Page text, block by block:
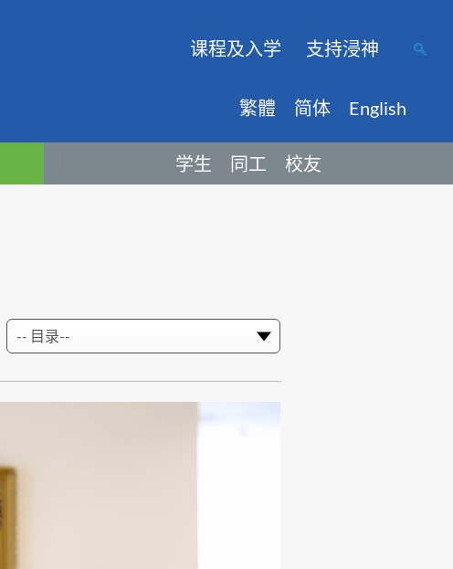
课程及入学 支持浸神
繁體 简体 English
学生 同工 校友